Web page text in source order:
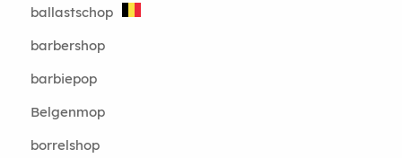
ballastschop
barbershop
barbiepop
Belgenmop
borrelshop